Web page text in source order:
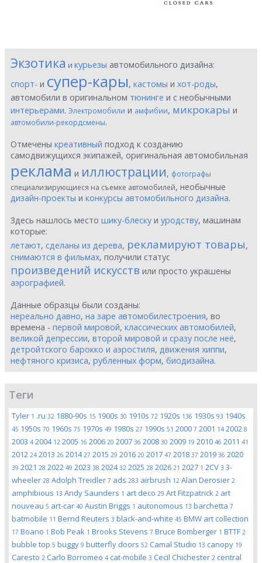
Экзотика и курьезы автомобильного дизайна:
спорт- и супер-кары, кастомы и хот-роды,
автомобили в оригинальном тюнинге и с необычными
интерьерами. Электромобили и амфибии, микрокары и
автомобили-рекордсмены.
Отмечены креативный подход к созданию
самодвижущихся экипажей, оригинальная автомобильная
реклама и иллюстрации, фотографы
специализирующиеся на съемке автомобилей, необычные
дизайн-проекты и конкурсы автомобильного дизайна.
Здесь нашлось место шику-блеску и уродству, машинам
которые:
летают, сделаны из дерева, рекламируют товары,
снимаются в фильмах, получили статус
произведений искусств или просто украшены
аэрографией.
Данные образцы были созданы:
нереально давно, на заре автомобилестроения, во
времена - первой мировой, классических автомобилей,
великой депрессии, второй мировой и сразу после неё,
детройтского барокко и аэростиля, движения хиппи,
нефтяного кризиса, рубленных форм, биодизайна.
Теги
Tyler 1 .ru 32 1880-90s 15 1900s 30 1910s 72 1920s 136 1930s 93 1940s
45 1950s 70 1960s 75 1970s 49 1980s 27 1990s 51 2000 7 2001 14 2002 8
2003 4 2004 12 2005 16 2006 20 2007 36 2008 30 2009 19 2010 46 2011 41
2012 24 2013 26 201427 2015 29 2016 20 2017 47 2018 37 2019 36 2020
39 2021 28 2022 49 2023 38 202432 2025 28 2026 21 2027 1 2CV 3 3-
wheeler 28 Adolph Treidler 7 ads 283 airbrush 12 Alan Derosier 2
amphibious 13 Andy Saunders 1 art deco 29 Art Fitzpatrick 2 art
nouveau 5 art-car 40 Austin Briggs 1 autonomous 13 barchetta 7
batmobile 11 Bernd Reuters 3 black-and-white 45 BMW art collection
17 Boano 1 Bob Peak 1 Brooks Stevens 7 Bruce Bomberger 1 BTTF 2
bubble top 5 buggy 9 butterfly doors 52 Camal Studio 13 canopy 19
Caresto 2 Carlo Borromeo 4 cat-mobile 3 Cecil Chichester 2 central